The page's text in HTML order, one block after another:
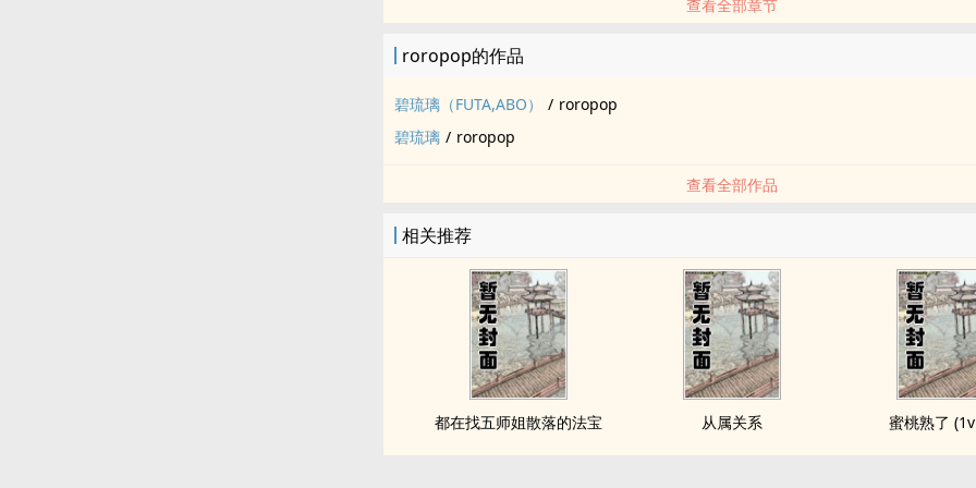
查看全部章节
roropop的作品
碧琉璃（FUTA,ABO） / roropop
碧琉璃 / roropop
查看全部作品
相关推荐
都在找五师姐散落的法宝 从属关系 蜜桃熟了